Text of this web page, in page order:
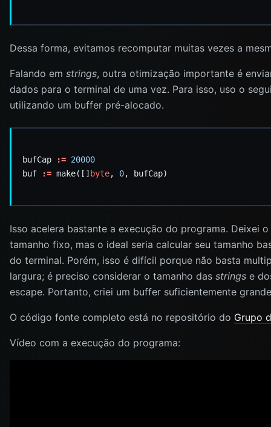
Dessa forma, evitamos recomputar muitas vezes a
Falando em strings, outra otimização importante é
dados para o terminal de uma vez. Para isso, uso o
utilizando um buffer pré-alocado.
bufCap := 20000
buf
:= make([] byte, 0
Isso acelera bastante a execução do programa. Deixei
tamanho fixo, mas o ideal seria calcular seu tamanho
do terminal. Porém, isso é difícil porque não basta
largura; é preciso considerar o tamanho das strings e
escape. Portanto, criei um buffer suficientemente
O código fonte completo está no repositório do Grupo
Vídeo com a execução do programa: